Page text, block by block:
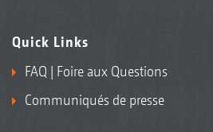
Quick Links
FAQ | Foire aux Questions
Communiqués de presse